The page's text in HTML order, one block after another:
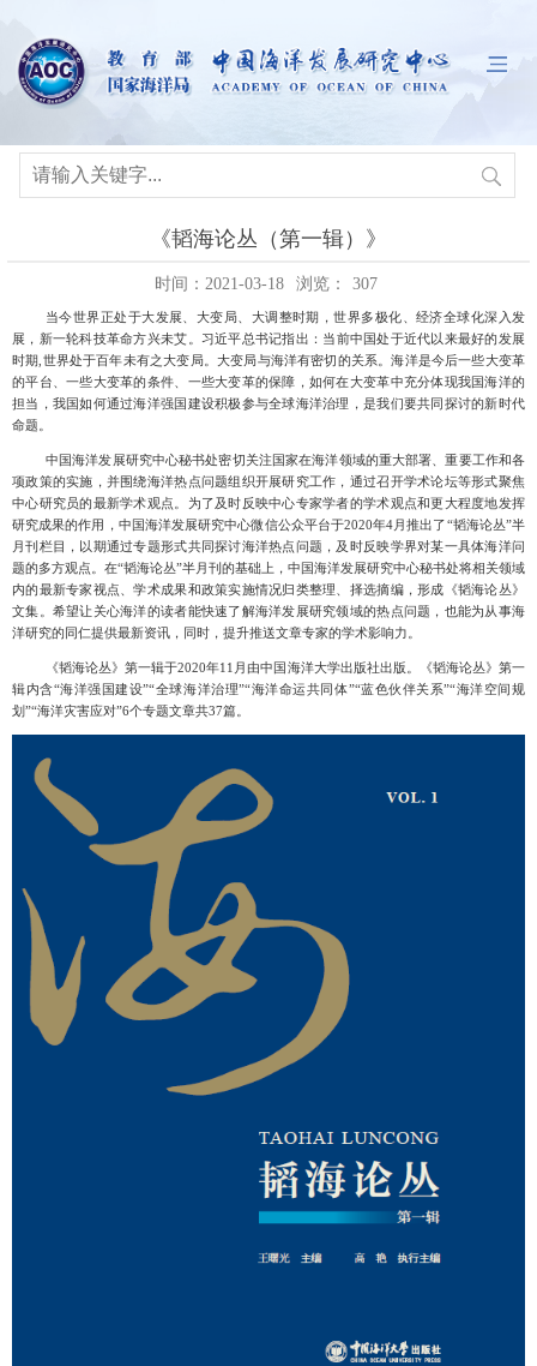
《韬海论丛（第一辑）》
时间：2021-03-18 浏览： 307
当今世界正处于大发展、 大变局、 大调整时期，世界多极化、 经济全球化深入发
展 ， 新一轮科技革命方兴未艾。习近平总书记指出：当前中国处于近代以来最好的发展
时期,世界处于百年未有之大变局。大变局与海洋有密切的关系。海洋是今后一些大变革
的平台、一些大变革的条件、一些大变革的保障，如何在大变革中充分体现我国海洋的
担当，我国如何通过海洋强国建设积极参与全球海洋治理，是我们要共同探讨的新时代
命题。
中国海洋发展研究中心秘书处密切关注国家在海洋领域的重大部署、重要工作和各
项政策的实施，并围绕海洋热点问题组织开展研究工作，通过召开学术论坛等形式聚焦
中心研究员的最新学术观点。为了及时反映中心专家学者的学术观点和更大程度地发挥
研究成果的作用，中国海洋发展研究中心微信公众平台于2020年4月推出了“韬海论丛”半
月刊栏目，以期通过专题形式共同探讨海洋热点问题，及时反映学界对某一具体海洋问
题的多方观点。在“韬海论丛”半月刊的基础上，中国海洋发展研究中心秘书处将相关领域
内的最新专家视点、学术成果和政策实施情况归类整理、择选摘编，形成《韬海论丛》
文集。希望让关心海洋的读者能快速了解海洋发展研究领域的热点问题，也能为从事海
洋研究的同仁提供最新资讯，同时，提升推送文章专家的学术影响力。
《韬海论丛》第一辑于2020年11月由中国海洋大学出版社出版。《韬海论丛》第一
辑内含“海洋强国建设”“全球海洋治理”“海洋命运共同体”“蓝色伙伴关系”“海洋空间规
划”“海洋灾害应对”6个专题文章共37篇。